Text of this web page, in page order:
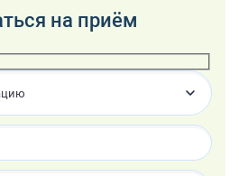
на приём